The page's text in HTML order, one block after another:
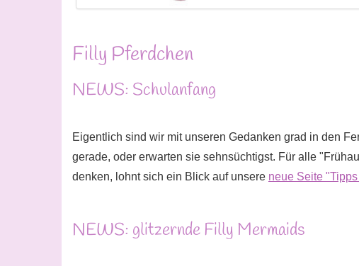
Filly Pferdchen
NEWS: Schulanfang
Eigentlich sind wir mit unseren Gedanken grad in den
gerade, oder erwarten sie sehnsüchtigst. Für alle
denken, lohnt sich ein Blick auf unsere neue Seite
NEWS: glitzernde Filly Mermaids